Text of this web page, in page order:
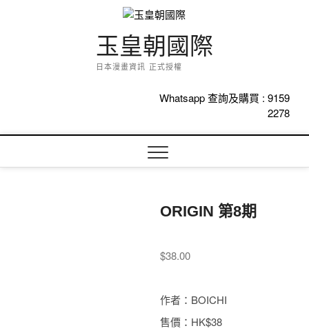
玉皇朝國際
日本漫畫資訊 正式授權
Whatsapp 查詢及購買 : 9159
2278
ORIGIN 第8期
$38.00
作者：BOICHI
售價：HK$38